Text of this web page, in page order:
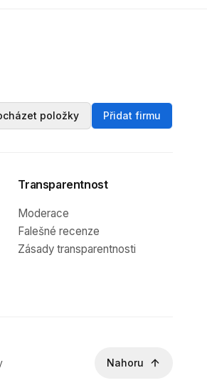
položky Přidat firmu
Transparentnost
Moderace
Falešné recenze
Zásady transparentnosti
Nahoru